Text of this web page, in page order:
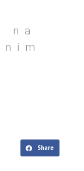
na
Share